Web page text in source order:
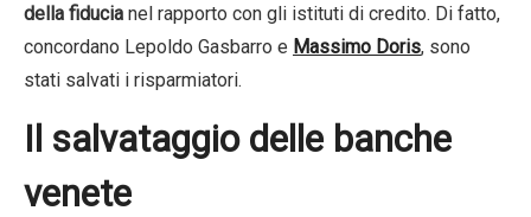
della fiducia nel rapporto con gli istituti di credito. Di fatto,
concordano Lepoldo Gasbarro e Massimo Doris, sono
stati salvati i risparmiatori.
Il salvataggio delle banche
venete